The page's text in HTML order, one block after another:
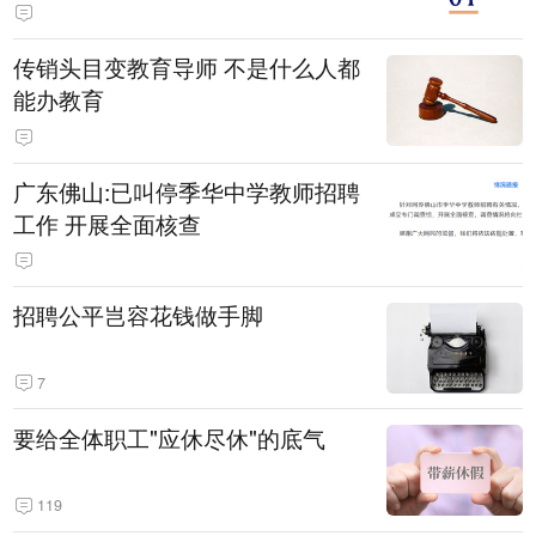
传销头目变教育导师 不是什么人都
能办教育
广东佛山:已叫停季华中学教师招聘
工作 开展全面核查
招聘公平岂容花钱做手脚
7
要给全体职工"应休尽休"的底气
119